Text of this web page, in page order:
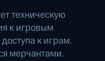
техническую
к игровым
к играм.
мерчантами.